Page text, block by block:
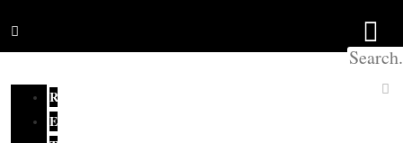
REDAKSI
EDITORIAL